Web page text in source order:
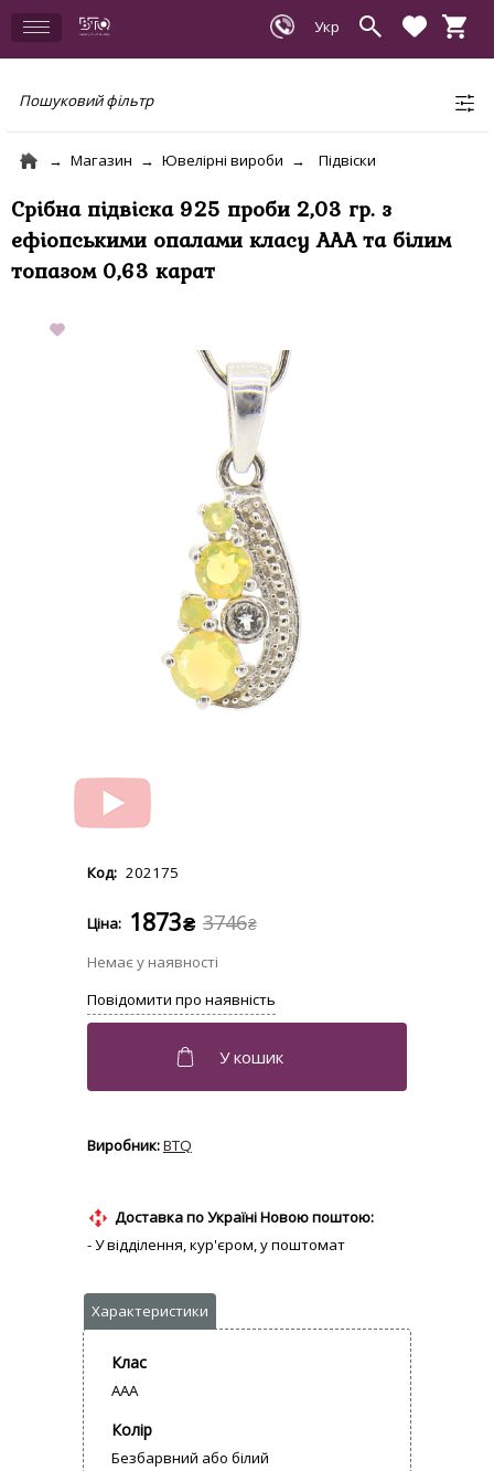
Пошуковий фільтр
Магазин Ювелірні вироби Підвіски
Срібна підвіска 925 проби 2,03 гр. з
ефіопськими опалами класу AAA та білим
топазoм 0,63 карат
202175
3746₴
1873₴
BTQ
Доставка по Україні Новою поштою:
- У відділення, кур'єром, у поштомат
Клас
AAA
Колір
Безбарвний або білий